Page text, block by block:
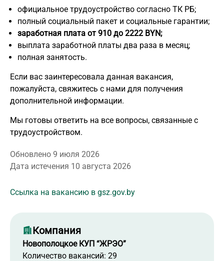
официальное трудоустройство согласно ТК РБ;
полный социальный пакет и социальные гарантии;
заработная плата от 910 до 2222 BYN;
выплата заработной платы два раза в месяц;
полная занятость.
Если вас заинтересовала данная вакансия,
пожалуйста, свяжитесь с нами для получения
дополнительной информации.
Мы готовы ответить на все вопросы, связанные с
трудоустройством.
Обновлено 9 июля 2026
Дата истечения 10 августа 2026
Ссылка на вакансию в gsz.gov.by
Компания
Новополоцкое КУП “ЖРЭО”
Количество вакансий: 29